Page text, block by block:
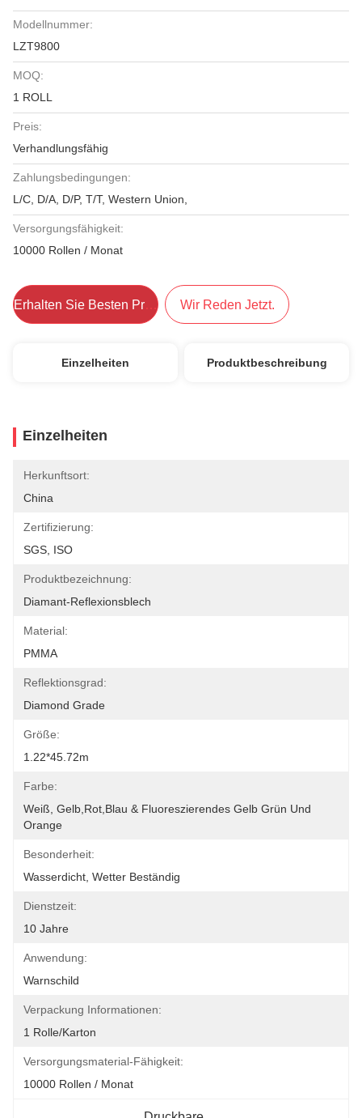
Modellnummer:
LZT9800
MOQ:
1 ROLL
Preis:
Verhandlungsfähig
Zahlungsbedingungen:
L/C, D/A, D/P, T/T, Western Union,
Versorgungsfähigkeit:
10000 Rollen / Monat
Erhalten Sie Besten Preis Wir Reden Jetzt.
Einzelheiten Produktbeschreibung
Einzelheiten
Herkunftsort:
China
Zertifizierung:
SGS, ISO
Produktbezeichnung:
Diamant-Reflexionsblech
Material:
PMMA
Reflektionsgrad:
Diamond Grade
Größe:
1.22*45.72m
Farbe:
Weiß, Gelb,rot,blau & Fluoreszierendes Gelb Grün Und
Orange
Besonderheit:
Wasserdicht, Wetter Beständig
Dienstzeit:
10 Jahre
Anwendung:
Warnschild
Verpackung Informationen:
1 Rolle/Karton
Versorgungsmaterial-Fähigkeit:
10000 Rollen / Monat